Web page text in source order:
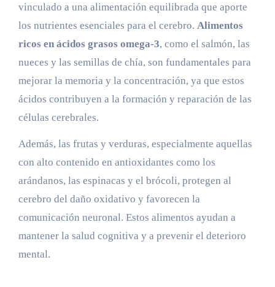
vinculado a una alimentación equilibrada que aporte
los nutrientes esenciales para el cerebro. Alimentos
ricos en ácidos grasos omega-3, como el salmón, las
nueces y las semillas de chía, son fundamentales para
mejorar la memoria y la concentración, ya que estos
ácidos contribuyen a la formación y reparación de las
células cerebrales.
Además, las frutas y verduras, especialmente aquellas
con alto contenido en antioxidantes como los
arándanos, las espinacas y el brócoli, protegen al
cerebro del daño oxidativo y favorecen la
comunicación neuronal. Estos alimentos ayudan a
mantener la salud cognitiva y a prevenir el deterioro
mental.